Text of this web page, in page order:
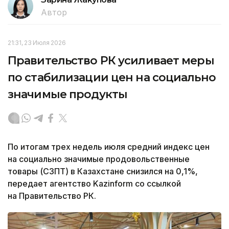
Автор
21:31, 23 Июля 2026
Правительство РК усиливает меры
по стабилизации цен на социально
значимые продукты
По итогам трех недель июля средний индекс цен
на социально значимые продовольственные
товары (СЗПТ) в Казахстане снизился на 0,1%,
передает агентство Kazinform со ссылкой
на Правительство РК.